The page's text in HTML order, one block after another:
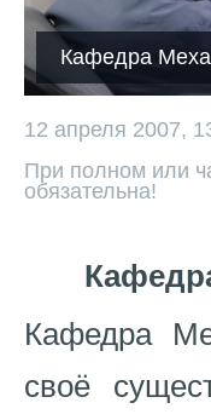
Кафедра
12 апреля 2007,
При полном или
обязательна!
Кафедра
своё